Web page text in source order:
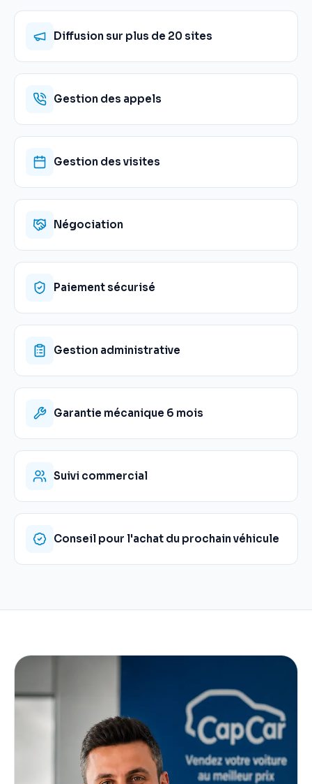
Diffusion sur plus de 20 sites
Gestion des appels
Gestion des visites
Négociation
Paiement sécurisé
Gestion administrative
Garantie mécanique 6 mois
Suivi commercial
Conseil pour l'achat du prochain véhicule